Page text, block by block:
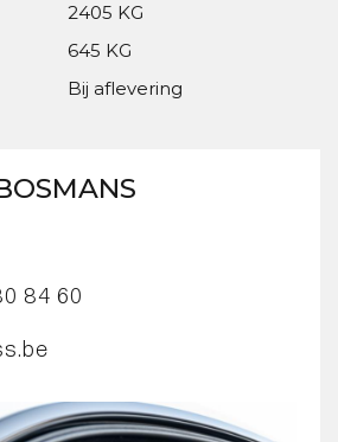
2405 KG
645 KG
Bij aflevering
84 60